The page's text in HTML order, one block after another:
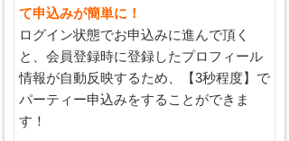
て申込みが簡単に！
ログイン状態でお申込みに進んで頂く
と、会員登録時に登録したプロフィール
情報が自動反映するため、【3秒程度】で
パーティー申込みをすることができま
す！